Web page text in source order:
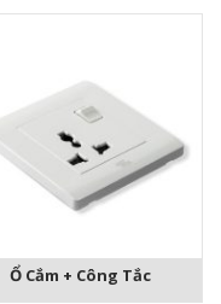
Ổ Cắm + Công Tắc